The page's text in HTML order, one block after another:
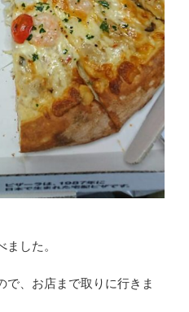
した。
で、お店まで取りに行きま